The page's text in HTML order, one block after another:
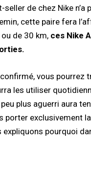
de chez Nike
cette paire fera
de 30 km, ces Nike
vous pourrez
les utiliser
plus aguerri aura
porter exclusivement
pourquoi